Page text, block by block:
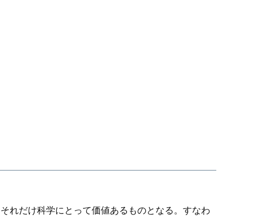
れだけ科学にとって価値あるものとなる。すなわ